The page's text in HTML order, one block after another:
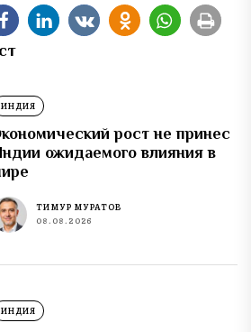
ИНДИЯ
рост не принес
ожидаемого влияния в
ТИМУР МУРАТОВ
08.08.2026
ИНДИЯ